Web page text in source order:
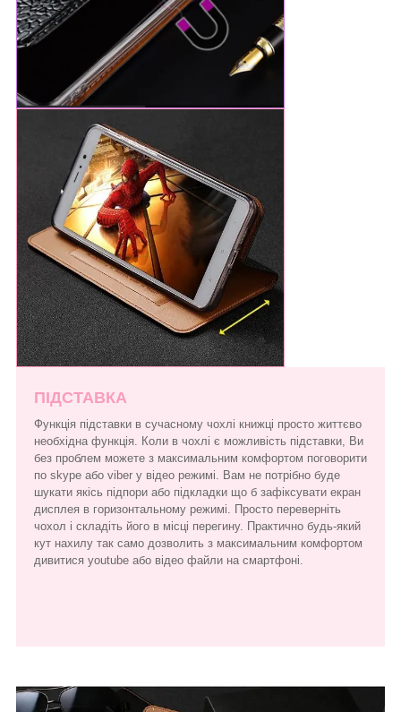
ПІДСТАВКА
Функція підставки в сучасному чохлі книжці просто життєво
необхідна функція. Коли в чохлі є можливість підставки, Ви
без проблем можете з максимальним комфортом поговорити
по skype або viber у відео режимі. Вам не потрібно буде
шукати якісь підпори або підкладки що б зафіксувати екран
дисплея в горизонтальному режимі. Просто переверніть
чохол і складіть його в місці перегину. Практично будь-який
кут нахилу так само дозволить з максимальним комфортом
дивитися youtube або відео файли на смартфоні.